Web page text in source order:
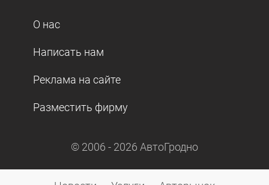
О нас
Написать нам
Реклама на сайте
Разместить фирму
© 2006 - 2026 АвтоГродно